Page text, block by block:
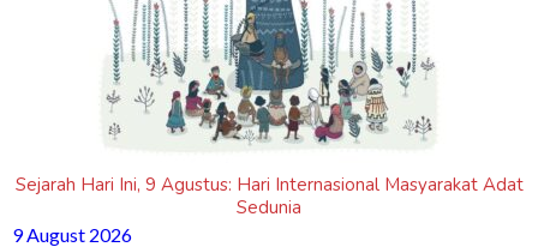
Sejarah Hari Ini, 9 Agustus: Hari Internasional Masyarakat Adat
Sedunia
9 August 2026